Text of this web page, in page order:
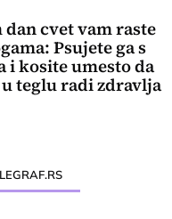
dan cvet vam raste
Psujete ga s
i kosite umesto da
teglu radi zdravlja